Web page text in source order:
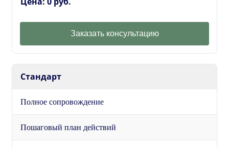
Заказать консультацию
Стандарт
Полное сопровождение
Пошаговый план действий